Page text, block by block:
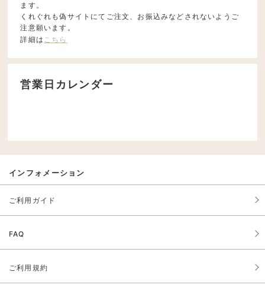
ます。
くれぐれも偽サイトにてご注文、お振込みなどされないようご
注意願います。
詳細は こちら
営業日カレンダー
インフォメーション
ご利用ガイド
FAQ
ご利用規約